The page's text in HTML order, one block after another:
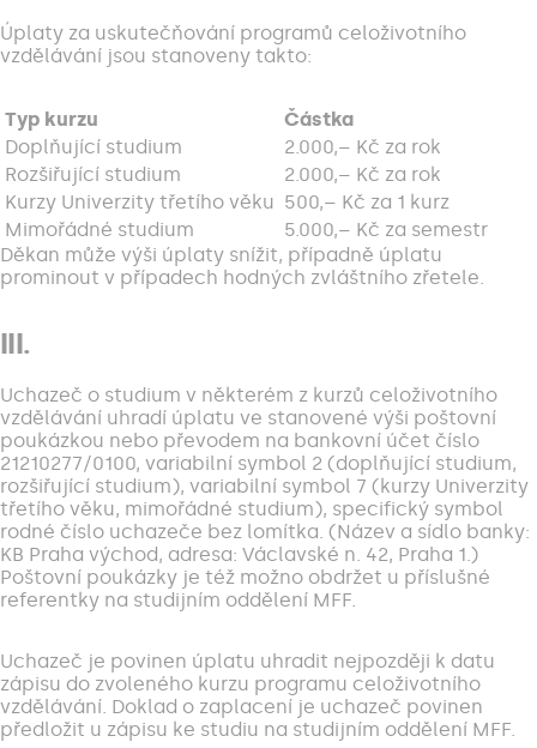
Úplaty za uskutečňování programů celoživotního
vzdělávání jsou stanoveny takto:
Typ kurzu
Částka
Doplňující studium
2.000,– Kč za rok
Rozšiřující studium
2.000,– Kč za rok
Kurzy Univerzity třetího věku 500,– Kč za 1 kurz
Mimořádné studium
5.000,– Kč za semestr
Děkan může výši úplaty snížit, případně úplatu
prominout v případech hodných zvláštního zřetele.
III.
Uchazeč o studium v některém z kurzů celoživotního
vzdělávání uhradí úplatu ve stanovené výši poštovní
poukázkou nebo převodem na bankovní účet číslo
21210277/0100, variabilní symbol 2 (doplňující studium,
rozšiřující studium), variabilní symbol 7 (kurzy Univerzity
třetího věku, mimořádné studium), specifický symbol
rodné číslo uchazeče bez lomítka. (Název a sídlo banky:
KB Praha východ, adresa: Václavské n. 42, Praha 1.)
Poštovní poukázky je též možno obdržet u příslušné
referentky na studijním oddělení MFF.
Uchazeč je povinen úplatu uhradit nejpozději k datu
zápisu do zvoleného kurzu programu celoživotního
vzdělávání. Doklad o zaplacení je uchazeč povinen
předložit u zápisu ke studiu na studijním oddělení MFF.